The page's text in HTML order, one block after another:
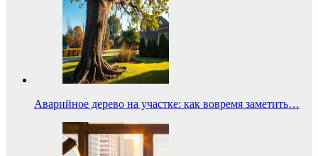
Аварийное дерево на участке: как вовремя заметить…